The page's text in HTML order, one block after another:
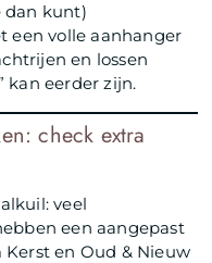
dan kunt)
een volle aanhanger
en lossen
kan eerder zijn.
check extra
veel
een aangepast
en Oud & Nieuw